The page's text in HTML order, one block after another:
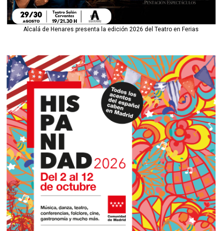
Alcalá de Henares presenta la edición 2026 del Teatro en Ferias